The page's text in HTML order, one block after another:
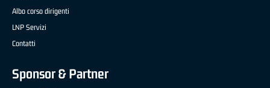
Albo corso dirigenti
LNP Servizi
Contatti
Sponsor & Partner